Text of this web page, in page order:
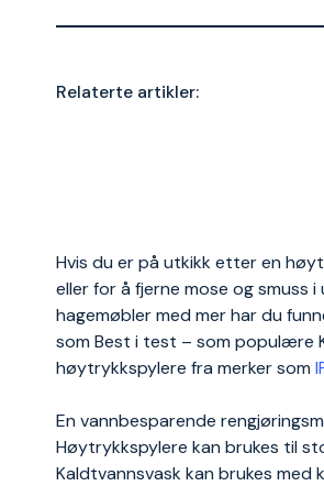
Relaterte artikler:
Hvis du er på utkikk etter en
eller for å fjerne mose og smuss
hagemøbler med mer har du
som Best i test – som populære
høytrykkspylere fra merker som
En vannbesparende
Høytrykkspylere kan brukes til
Kaldtvannsvask kan brukes